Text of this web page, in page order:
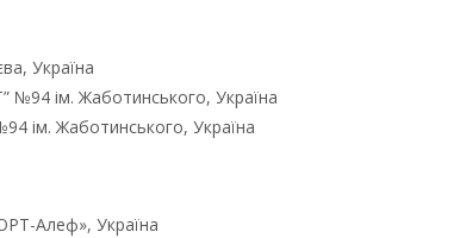
Україна
№94 ім. Жаботинського, Україна
ім. Жаботинського, Україна
Алеф», Україна